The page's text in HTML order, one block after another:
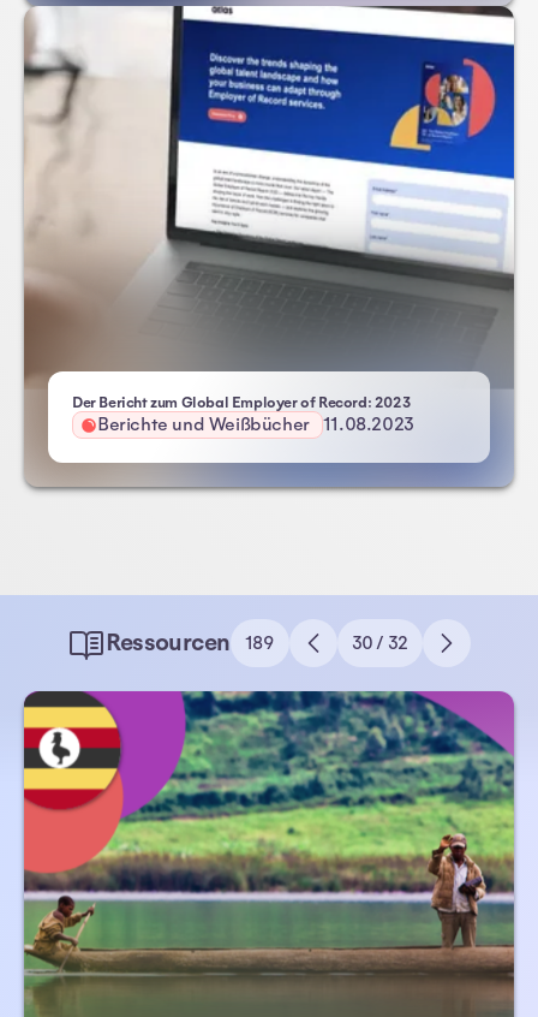
Der Bericht zum Global Employer of Record: 2023- Atlas HXM
Berichte und Weißbücher 11.08.2023
Ressourcen 189 30 / 32